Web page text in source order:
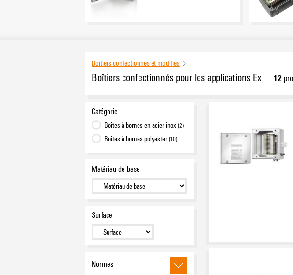
Boîtiers confectionnés et modifiés
Boîtiers confectionnés pour les applications Ex 12
Catégorie
Boîtes à bornes en acier inox(2)
Boîtes à bornes polyester(10)
Matériau de base
Surface
Normes